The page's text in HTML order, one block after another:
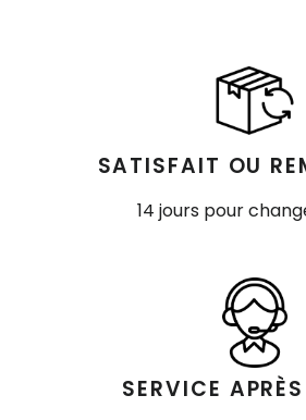
SATISFAIT OU
14 jours pour
SERVICE